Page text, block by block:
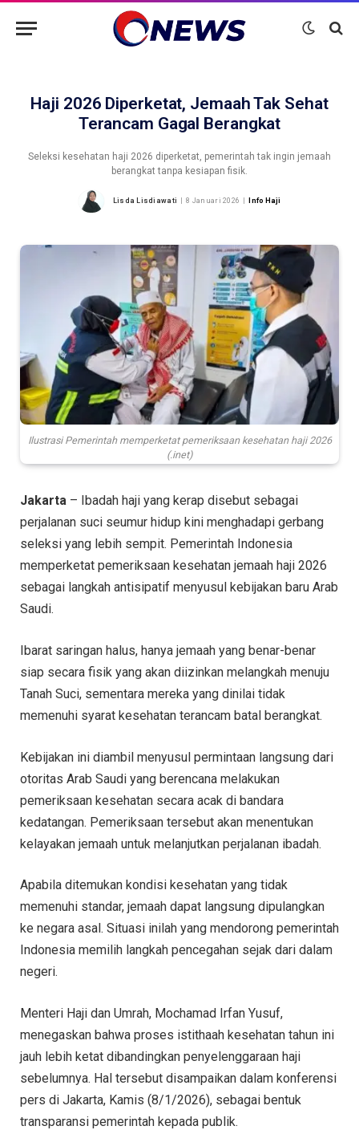
Haji 2026 Diperketat, Jemaah Tak Sehat
Terancam Gagal Berangkat
Seleksi kesehatan haji 2026 diperketat, pemerintah tak ingin jemaah
berangkat tanpa kesiapan fisik.
Lisda Lisdiawati 8 Januari 2026 Info Haji
Ilustrasi Pemerintah memperketat pemeriksaan kesehatan haji 2026
(.inet)
Jakarta – Ibadah haji yang kerap disebut sebagai
perjalanan suci seumur hidup kini menghadapi gerbang
seleksi yang lebih sempit. Pemerintah Indonesia
memperketat pemeriksaan kesehatan jemaah haji 2026
sebagai langkah antisipatif menyusul kebijakan baru Arab
Saudi.
Ibarat saringan halus, hanya jemaah yang benar-benar
siap secara fisik yang akan diizinkan melangkah menuju
Tanah Suci, sementara mereka yang dinilai tidak
memenuhi syarat kesehatan terancam batal berangkat.
Kebijakan ini diambil menyusul permintaan langsung dari
otoritas Arab Saudi yang berencana melakukan
pemeriksaan kesehatan secara acak di bandara
kedatangan. Pemeriksaan tersebut akan menentukan
kelayakan jemaah untuk melanjutkan perjalanan ibadah.
Apabila ditemukan kondisi kesehatan yang tidak
memenuhi standar, jemaah dapat langsung dipulangkan
ke negara asal. Situasi inilah yang mendorong pemerintah
Indonesia memilih langkah pencegahan sejak dari dalam
negeri.
Menteri Haji dan Umrah, Mochamad Irfan Yusuf,
menegaskan bahwa proses istithaah kesehatan tahun ini
jauh lebih ketat dibandingkan penyelenggaraan haji
sebelumnya. Hal tersebut disampaikan dalam konferensi
pers di Jakarta, Kamis (8/1/2026), sebagai bentuk
transparansi pemerintah kepada publik.